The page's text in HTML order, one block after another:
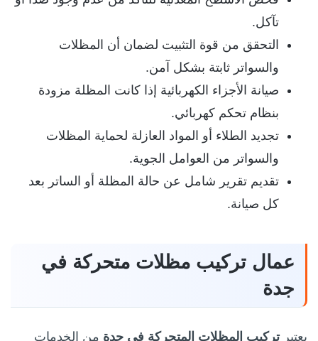
تآكل.
التحقق من قوة التثبيت لضمان أن المظلات
والسواتر ثابتة بشكل آمن.
صيانة الأجزاء الكهربائية إذا كانت المظلة مزودة
بنظام تحكم كهربائي.
تجديد الطلاء أو المواد العازلة لحماية المظلات
والسواتر من العوامل الجوية.
تقديم تقرير شامل عن حالة المظلة أو الساتر بعد
كل صيانة.
عمال تركيب مظلات متحركة في
جدة
يعتبر تركيب المظلات المتحركة في جدة من الخدمات